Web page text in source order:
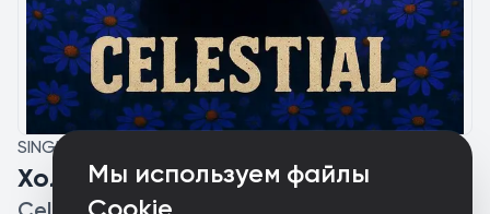
Мы используем файлы
SINGLE
Холодным утром